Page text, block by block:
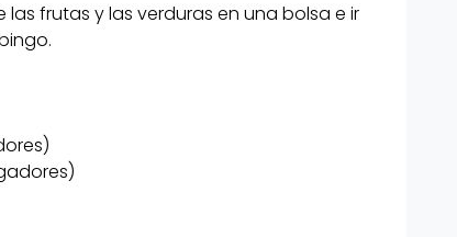
y las
hacer
frutas y las verduras en una bolsa e ir